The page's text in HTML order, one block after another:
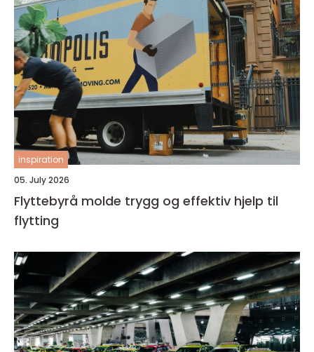
inspiration
05. July 2026
Flyttebyrå molde trygg og effektiv hjelp til
flytting